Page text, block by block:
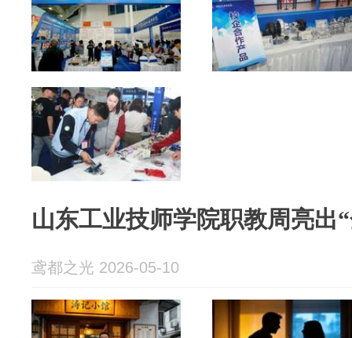
山东工业技师学院职教周亮出
鸢都之光 2026-05-10